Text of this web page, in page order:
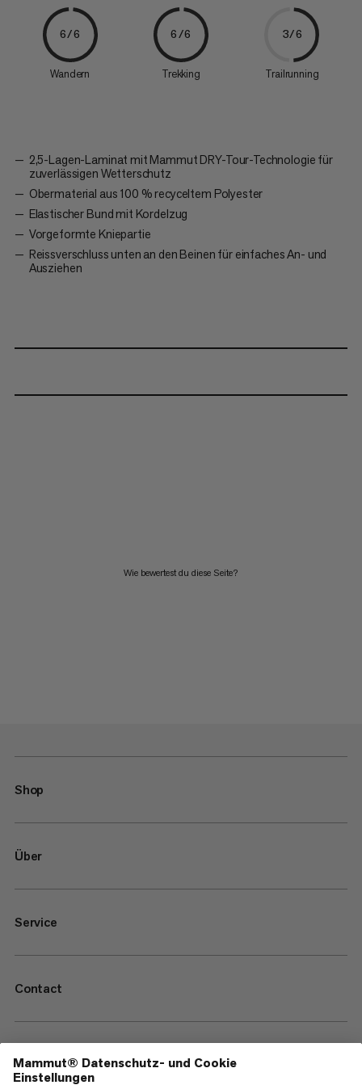
6/6
Wandern
6/6
Trekking
3/6
Trailrunning
2,5-Lagen-Laminat mit Mammut DRY-Tour-Technologie für
zuverlässigen Wetterschutz
Obermaterial aus 100 % recyceltem Polyester
Elastischer Bund mit Kordelzug
Vorgeformte Kniepartie
Reissverschluss unten an den Beinen für einfaches An- und
Ausziehen
Wie bewertest du diese Seite?
Shop
Über
Service
Contact